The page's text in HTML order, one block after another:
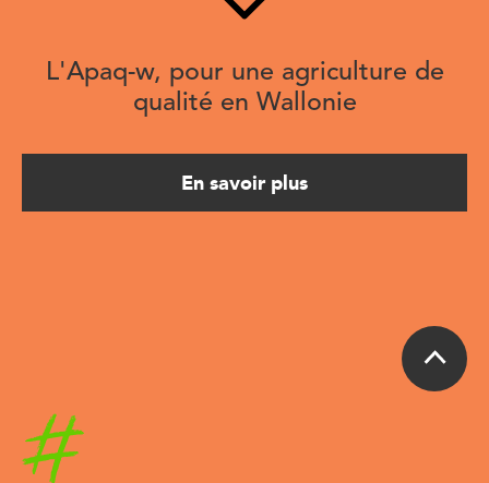
L'Apaq-w, pour une agriculture de
qualité en Wallonie
En savoir plus
Accueil